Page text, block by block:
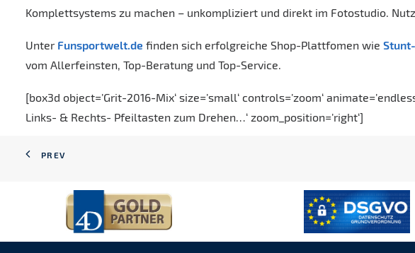
Komplettsystems zu machen – unkompliziert und direkt im Fotostudio.
Unter Funsportwelt.de finden sich erfolgreiche Shop-Plattfomen wie
vom Allerfeinsten, Top-Beratung und Top-Service.
[box3d object=’Grit-2016-Mix‘ size=’small‘ controls=’zoom‘
Links- & Rechts- Pfeiltasten zum Drehen…‘ zoom_position=’right‘]
PREV